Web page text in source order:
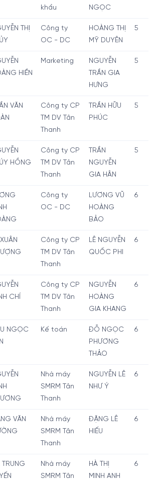
khẩu
NGỌC
THỊ
Công ty
OC - DC
HOÀNG THỊ
MỸ DUYÊN
5
HIỀN
Marketing
NGUYỄN
TRẦN GIA
HƯNG
5
VĂN
Công ty CP
TM DV Tân
Thanh
TRẦN HỮU
PHÚC
5
HỒNG
Công ty CP
TM DV Tân
Thanh
TRẦN
NGUYỄN
GIA HÂN
5
Công ty
OC - DC
LƯƠNG VŨ
HOÀNG
BẢO
6
Công ty CP
TM DV Tân
Thanh
LÊ NGUYỄN
QUỐC PHI
6
CHÍ
Công ty CP
TM DV Tân
Thanh
NGUYỄN
HOÀNG
GIA KHANG
6
NGỌC
Kế toán
ĐỖ NGỌC
PHƯƠNG
THẢO
6
Nhà máy
SMRM Tân
Thanh
NGUYỄN LÊ
NHƯ Ý
6
VĂN
Nhà máy
SMRM Tân
Thanh
ĐẶNG LÊ
HIẾU
6
TRUNG
Nhà máy
SMRM Tân
HÀ THỊ
MINH ANH
6